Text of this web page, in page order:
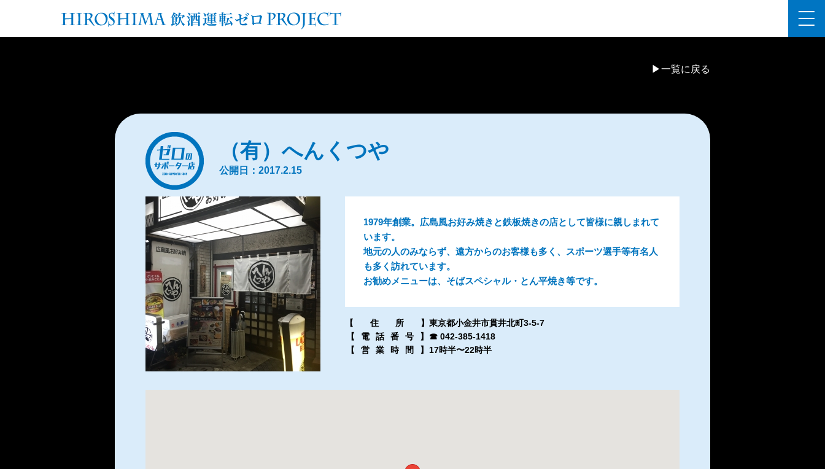
▶一覧に戻る
（有）へんくつや
公開日：2017.2.15
1979年創業。広島風お好み焼きと鉄板焼きの店として皆様に親しまれて
います。
地元の人のみならず、遠方からのお客様も多く、スポーツ選手等有名人
も多く訪れています。
お勧めメニューは、そばスペシャル・とん平焼き等です。
【住所 】 東京都小金井市貫井北町3-5-7
【電話番号
】
☎ 042-385-1418
【営業時間
】 17時半〜22時半